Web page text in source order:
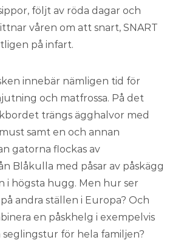
följt av röda dagar och
våren om att snart, SNART
på infart.
innebär nämligen tid för
och matfrossa. På det
trängs ägghalvor med
samt en och annan
gatorna flockas av
Blåkulla med påsar av påskägg
i högsta hugg. Men hur ser
andra ställen i Europa? Och
en påskhelg i exempelvis
seglingstur för hela familjen?